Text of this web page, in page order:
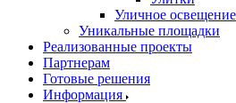
Уличное освещение
Уникальные площадки
Реализованные проекты
Партнерам
Готовые решения
Информация